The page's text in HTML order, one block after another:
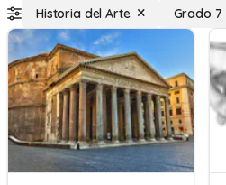
Historia del Arte Grado 7